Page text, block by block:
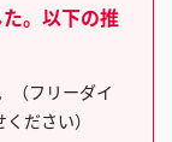
。以下の推
（フリーダイ
ださい）